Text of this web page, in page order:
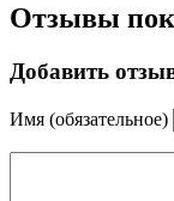
Отзывы
Добавить
Имя (обязательное)